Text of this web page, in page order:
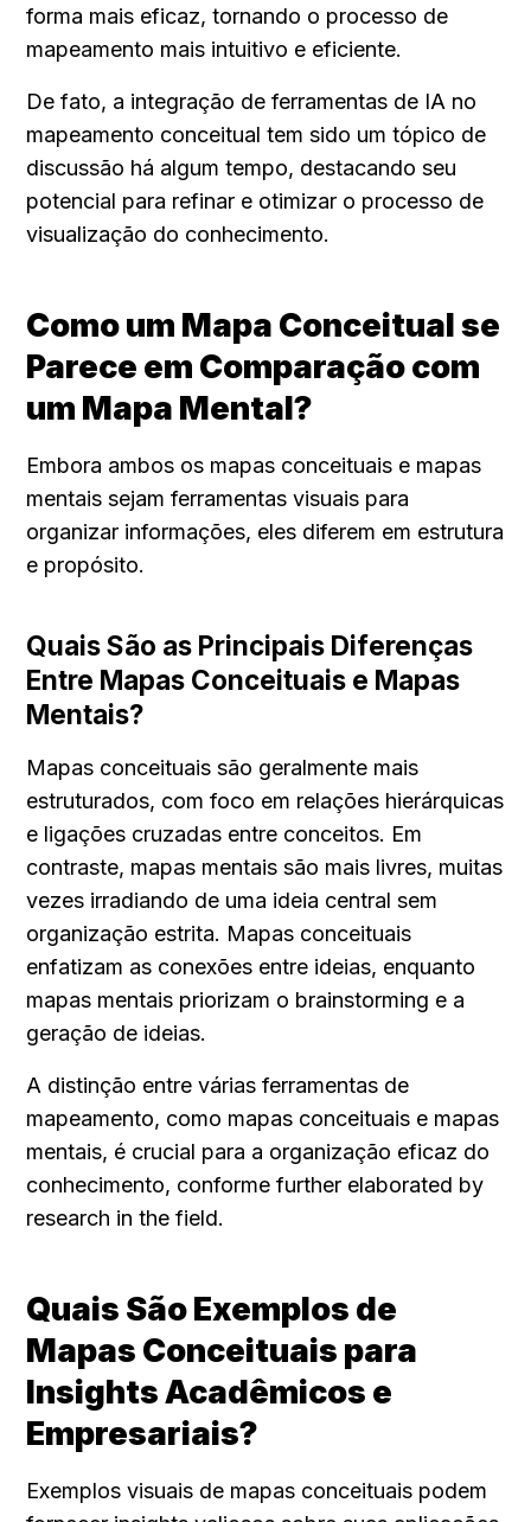
forma mais eficaz, tornando o processo de
mapeamento mais intuitivo e eficiente.
De fato, a integração de ferramentas de IA no
mapeamento conceitual tem sido um tópico de
discussão há algum tempo, destacando seu
potencial para refinar e otimizar o processo de
visualização do conhecimento.
Como um Mapa Conceitual se
Parece em Comparação com
um Mapa Mental?
Embora ambos os mapas conceituais e mapas
mentais sejam ferramentas visuais para
organizar informações, eles diferem em estrutura
e propósito.
Quais São as Principais Diferenças
Entre Mapas Conceituais e Mapas
Mentais?
Mapas conceituais são geralmente mais
estruturados, com foco em relações hierárquicas
e ligações cruzadas entre conceitos. Em
contraste, mapas mentais são mais livres, muitas
vezes irradiando de uma ideia central sem
organização estrita. Mapas conceituais
enfatizam as conexões entre ideias, enquanto
mapas mentais priorizam o brainstorming e a
geração de ideias.
A distinção entre várias ferramentas de
mapeamento, como mapas conceituais e mapas
mentais, é crucial para a organização eficaz do
conhecimento, conforme further elaborated by
research in the field.
Quais São Exemplos de
Mapas Conceituais para
Insights Acadêmicos e
Empresariais?
Exemplos visuais de mapas conceituais podem